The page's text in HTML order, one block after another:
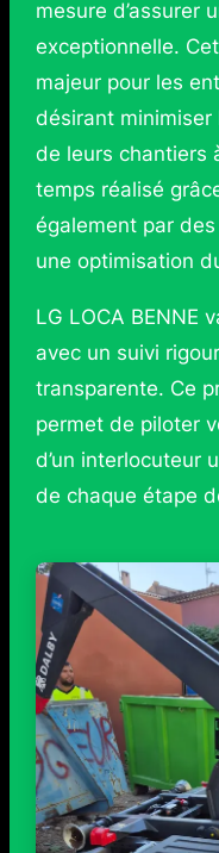
mesure d’assurer
exceptionnelle.
majeur pour les
désirant minimiser
de leurs chantiers
temps réalisé
également par
une optimisation
LG LOCA BENNE
avec un suivi
transparente. Ce
permet de piloter
d’un interlocuteur
de chaque étape